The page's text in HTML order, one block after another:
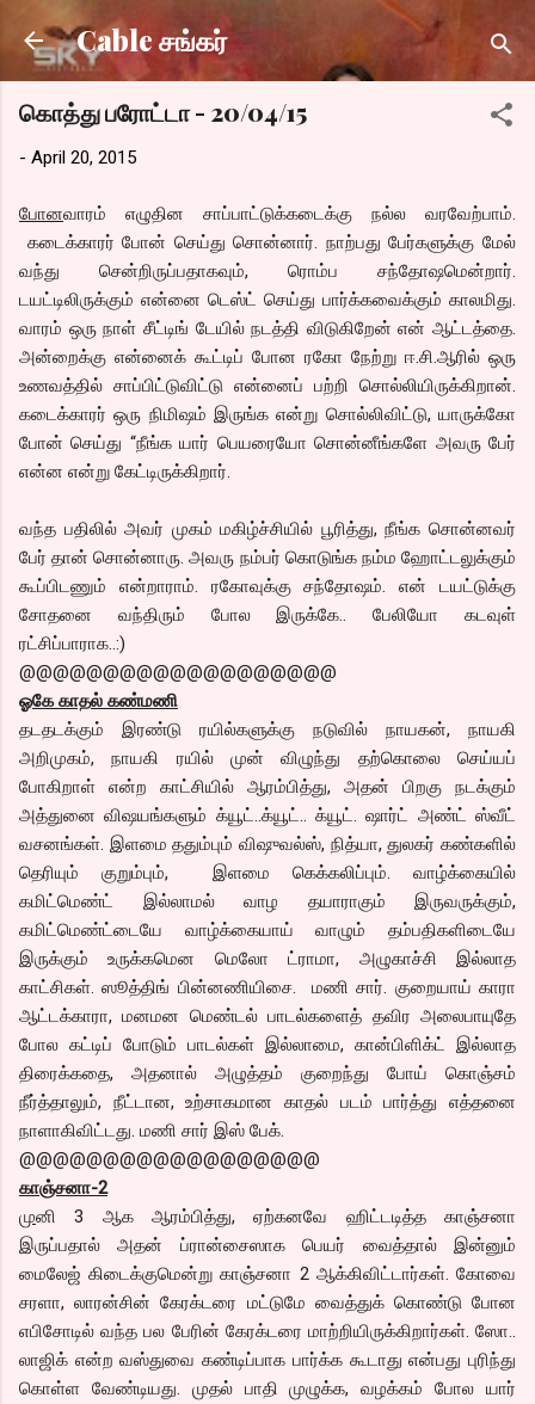
Skip to main content
Cable சங்கர்
கொத்து பரோட்டா - 20/04/15
- April 20, 2015
போனவாரம் எழுதின சாப்பாட்டுக்கடைக்கு நல்ல வரவேற்பாம்.
கடைக்காரர் போன் செய்து சொன்னார். நாற்பது பேர்களுக்கு மேல்
வந்து சென்றிருப்பதாகவும், ரொம்ப சந்தோஷமென்றார்.
டயட்டிலிருக்கும் என்னை டெஸ்ட் செய்து பார்க்கவைக்கும் காலமிது.
வாரம் ஒரு நாள் சீட்டிங் டேயில் நடத்தி விடுகிறேன் என் ஆட்டத்தை.
அன்றைக்கு என்னைக் கூட்டிப் போன ரகோ நேற்று ஈ.சி.ஆரில் ஒரு
உணவத்தில் சாப்பிட்டுவிட்டு என்னைப் பற்றி சொல்லியிருக்கிறான்.
கடைக்காரர் ஒரு நிமிஷம் இருங்க என்று சொல்லிவிட்டு, யாருக்கோ
போன் செய்து “நீங்க யார் பெயரையோ சொன்னீங்களே அவரு பேர்
என்ன என்று கேட்டிருக்கிறார்.
வந்த பதிலில் அவர் முகம் மகிழ்ச்சியில் பூரித்து, நீங்க சொன்னவர்
பேர் தான் சொன்னாரு. அவரு நம்பர் கொடுங்க நம்ம ஹோட்டலுக்கும்
கூப்பிடணும் என்றாராம். ரகோவுக்கு சந்தோஷம். என் டயட்டுக்கு
சோதனை வந்திரும் போல இருக்கே.. பேலியோ கடவுள்
ரட்சிப்பாராக..:)
@@@@@@@@@@@@@@@@@@@
ஓகே காதல் கண்மணி
தடதடக்கும் இரண்டு ரயில்களுக்கு நடுவில் நாயகன், நாயகி
அறிமுகம், நாயகி ரயில் முன் விழுந்து தற்கொலை செய்யப்
போகிறாள் என்ற காட்சியில் ஆரம்பித்து, அதன் பிறகு நடக்கும்
அத்துனை விஷயங்களும் க்யூட்..க்யூட்.. க்யூட். ஷார்ட் அண்ட் ஸ்வீட்
வசனங்கள். இளமை ததும்பும் விஷுவல்ஸ், நித்யா, துலகர் கண்களில்
தெரியும் குறும்பும், இளமை கெக்கலிப்பும். வாழ்க்கையில்
கமிட்மெண்ட் இல்லாமல் வாழ தயாராகும் இருவருக்கும்,
கமிட்மெண்ட்டையே வாழ்க்கையாய் வாழும் தம்பதிகளிடையே
இருக்கும் உருக்கமென மெலோ ட்ராமா, அழுகாச்சி இல்லாத
காட்சிகள். ஸூத்திங் பின்னணியிசை. மணி சார். குறையாய் காரா
ஆட்டக்காரா, மனமன மெண்டல் பாடல்களைத் தவிர அலைபாயுதே
போல கட்டிப் போடும் பாடல்கள் இல்லாமை, கான்பிளிக்ட் இல்லாத
திரைக்கதை, அதனால் அழுத்தம் குறைந்து போய் கொஞ்சம்
நீர்த்தாலும், நீட்டான, உற்சாகமான காதல் படம் பார்த்து எத்தனை
நாளாகிவிட்டது. மணி சார் இஸ் பேக்.
@@@@@@@@@@@@@@@@@@
காஞ்சனா-2
முனி 3 ஆக ஆரம்பித்து, ஏற்கனவே ஹிட்டடித்த காஞ்சனா
இருப்பதால் அதன் ப்ரான்சைஸாக பெயர் வைத்தால் இன்னும்
மைலேஜ் கிடைக்குமென்று காஞ்சனா 2 ஆக்கிவிட்டார்கள். கோவை
சரளா, லாரன்சின் கேரக்டரை மட்டுமே வைத்துக் கொண்டு போன
எபிசோடில் வந்த பல பேரின் கேரக்டரை மாற்றியிருக்கிறார்கள். ஸோ..
லாஜிக் என்ற வஸ்துவை கண்டிப்பாக பார்க்க கூடாது என்பது புரிந்து
கொள்ள வேண்டியது. முதல் பாதி முழுக்க, வழக்கம் போல யார்